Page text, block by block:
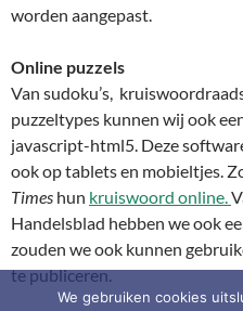
worden aangepast.
Online puzzels
Van sudoku’s,
puzzeltypes kunnen wij ook
javascript-html5. Deze
ook op tablets en mobieltjes.
Times hun kruiswoord online.
Handelsblad hebben we ook
zouden we ook kunnen
te publiceren.
We gebruiken cookies